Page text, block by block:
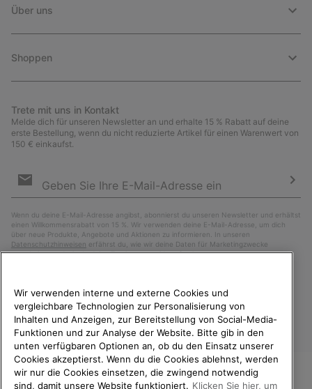
Über uns
Shoppen
Trete mit uns in Kontakt
Melde dich für unseren Newsletter an und erhalte 15 % Rabatt auf deine
erste Bestellung, wenn du nicht reduzierte Artikel für einen Warenwert von
150 € einkaufst.
Anmeldung
Wenn du deine E-Mail-Adresse angibst, abonnierst du unseren Newsletter und erhältst
einen Willkommensrabatt von 15 %. Wir verwenden deine E-Mail-Adresse, um dich
über neue Produkte, Angebote und Aktionen zu informieren. In unseren
Datenschutzhinweisen erfährst du, wie wir deine Daten für Marketingzwecke
verarbeiten und wie du deine Zustimmung widerrufen kannst.
Deutschland
Wir verwenden interne und externe Cookies und
vergleichbare Technologien zur Personalisierung von
Inhalten und Anzeigen, zur Bereitstellung von Social-Media-
Funktionen und zur Analyse der Website. Bitte gib in den
unten verfügbaren Optionen an, ob du den Einsatz unserer
Cookies akzeptierst. Wenn du die Cookies ablehnst, werden
wir nur die Cookies einsetzen, die zwingend notwendig
sind, damit unsere Website funktioniert. Klicken Sie hier, um